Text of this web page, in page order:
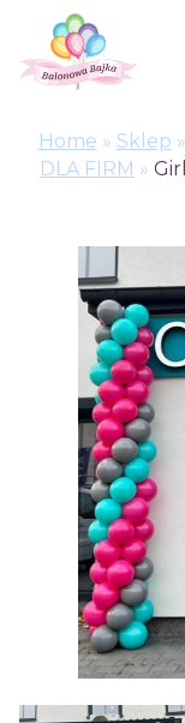
Home » Sklep »
DLA FIRM »